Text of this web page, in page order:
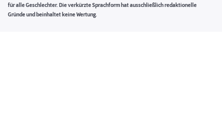
für alle Geschlechter. Die verkürzte Sprachform hat ausschließlich redaktionelle
Gründe und beinhaltet keine Wertung.